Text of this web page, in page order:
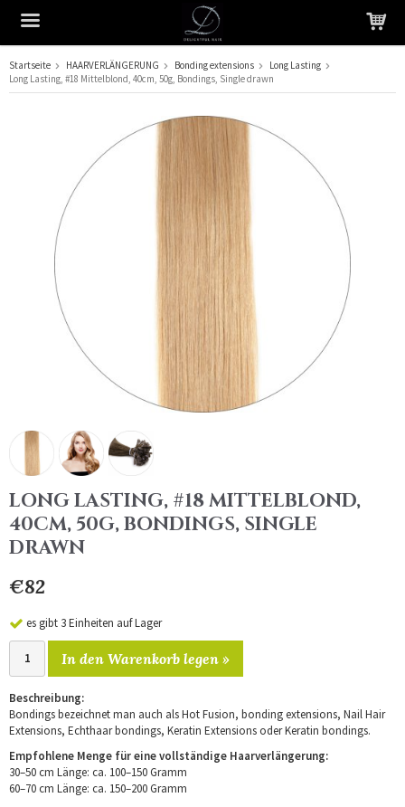
Das Produkt wurde in Ihren Warenkorb gelegt
Startseite HAARVERLÄNGERUNG Bonding extensions
Long Lasting
Long Lasting, #18 Mittelblond, 40cm, 50g, Bondings, Single drawn
LONG LASTING, #18 MITTELBLOND,
40CM, 50G, BONDINGS, SINGLE
DRAWN
€82
es gibt 3 Einheiten auf Lager
In den Warenkorb legen »
Beschreibung:
Bondings bezeichnet man auch als Hot Fusion, bonding extensions, Nail Hair
Extensions, Echthaar bondings, Keratin Extensions oder Keratin bondings.
Empfohlene Menge für eine vollständige Haarverlängerung:
30–50 cm Länge: ca. 100–150 Gramm
60–70 cm Länge: ca. 150–200 Gramm